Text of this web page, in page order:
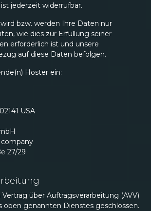
jederzeit widerrufbar.
bzw. werden Ihre Daten nur
wie dies zur Erfüllung seiner
erforderlich ist und unsere
auf diese Daten befolgen.
Hoster ein:
USA
27/29
über Auftragsverarbeitung (AVV)
oben genannten Dienstes geschlossen.